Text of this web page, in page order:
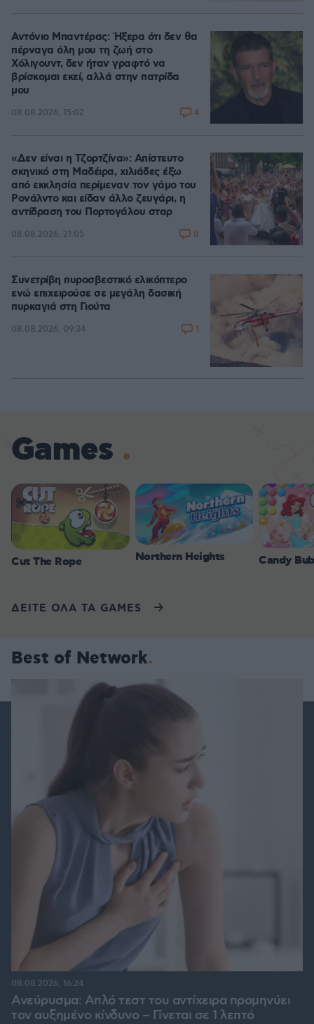
Αντόνιο Μπαντέρας: Ήξερα ότι δεν θα
πέρναγα όλη μου τη ζωή στο
Χόλιγουντ, δεν ήταν γραφτό να
βρίσκομαι εκεί, αλλά στην πατρίδα
μου
08.08.2026, 15:02 4
«Δεν είναι η Τζορτζίνα»: Απίστευτο
σκηνικό στη Μαδέιρα, χιλιάδες έξω
από εκκλησία περίμεναν τον γάμο του
Ρονάλντο και είδαν άλλο ζευγάρι, η
αντίδραση του Πορτογάλου σταρ
08.08.2026, 21:05 8
Συνετρίβη πυροσβεστικό ελικόπτερο
ενώ επιχειρούσε σε μεγάλη δασική
πυρκαγιά στη Γιούτα
08.08.2026, 09:34 1
Games
Cut The Rope Northern Heights Candy
ΔΕΙΤΕ ΟΛΑ ΤΑ GAMES
Best of Network
Ανεύρυσμα: Απλό τεστ του αντίχειρα προμηνύει
τον αυξημένο κίνδυνο – Γίνεται σε 1 λεπτό
08.08.2026, 16:24